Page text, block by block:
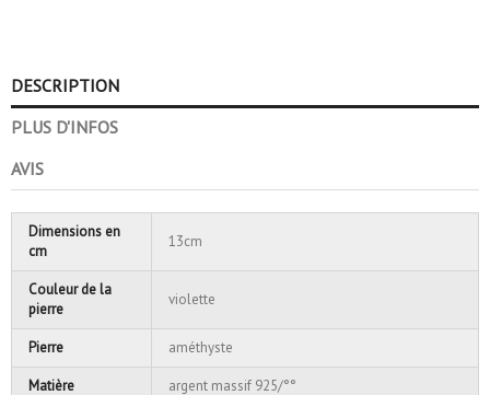
DESCRIPTION
PLUS D'INFOS
AVIS
Dimensions en
cm
13cm
Couleur de la
pierre
violette
Pierre améthyste
Matière argent massif 925/°°